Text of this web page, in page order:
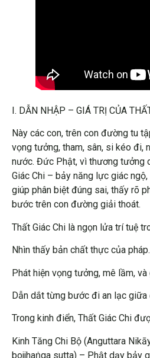
I. DẪN NHẬP – GIÁ TRỊ CỦA
Này các con, trên con đường tu
vọng tưởng, tham, sân, si kéo đi,
nước. Đức Phật, vì thương tưởng
Giác Chi – bảy năng lực giác
giúp phân biệt đúng sai, thấy rõ
bước trên con đường giải thoát.
Thất Giác Chi là ngọn lửa trí tuệ
Nhìn thấy bản chất thực của pháp.
Phát hiện vọng tưởng, mê lầm,
Dẫn dắt từng bước đi an lạc giữa
Trong kinh điển, Thất Giác Chi
Kinh Tăng Chi Bộ (Anguttara
bojjhaṅga sutta) – Phật dạy bảy